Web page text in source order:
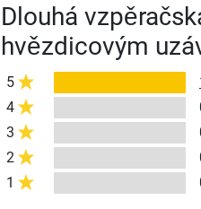
Dlouhá
hvězdicovým
5
4
3
2
1